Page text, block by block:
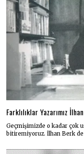
Farklılıklar Yazarımız
Geçmişimizde o kadar çok
bitiremiyoruz. İlhan Berk de